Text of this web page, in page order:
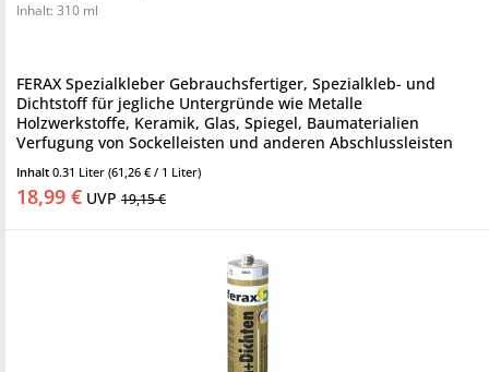
Inhalt: 310 ml
FERAX Spezialkleber Gebrauchsfertiger, Spezialkleb- und
Dichtstoff für jegliche Untergründe wie Metalle
Holzwerkstoffe, Keramik, Glas, Spiegel, Baumaterialien
Verfugung von Sockelleisten und anderen Abschlussleisten
Einsatzbereiche...
Inhalt 0.31 Liter (61,26 € / 1 Liter)
18,99 € UVP 19,15 €